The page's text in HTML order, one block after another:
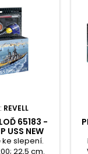
REVELL
65183 -
USS NEW
slepení.
22,5 cm.